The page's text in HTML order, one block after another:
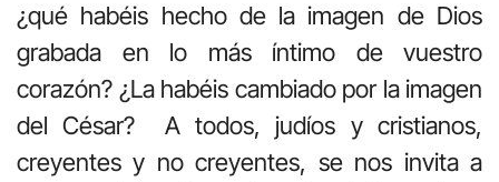
¿qué habéis hecho de la imagen de Dios
grabada en lo más íntimo de vuestro
corazón? ¿La habéis cambiado por la imagen
del César? A todos, judíos y cristianos,
creyentes y no creyentes, se nos invita a